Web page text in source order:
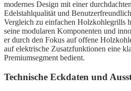
modernes Design mit einer
Edelstahlqualität und
Vergleich zu einfachen Holzkohlegrills
seine modularen Komponenten und
er durch den Fokus auf offene
auf elektrische Zusatzfunktionen eine
Premiumsegment bedient.
Technische Eckdaten und